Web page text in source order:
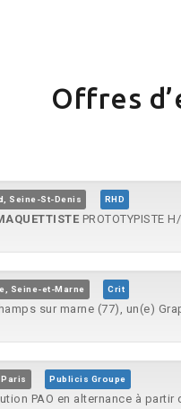
Offres
Seine-St-Denis RHD
PROTOTYPISTE
Seine-et-Marne Crit
sur marne (77), un(e)
Paris Publicis Groupe
PAO en alternance à